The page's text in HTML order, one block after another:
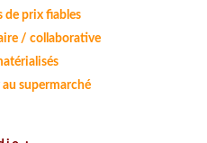
de prix fiables
/ collaborative
supermarché